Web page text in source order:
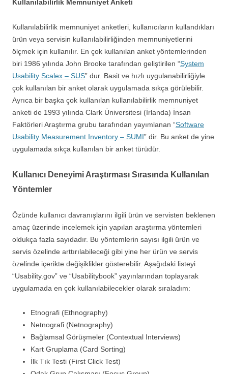
Kullanılabilirlik Memnuniyet Anketi
Kullanılabilirlik memnuniyet anketleri, kullanıcıların kullandıkları
ürün veya servisin kullanılabilirliğinden memnuniyetlerini
ölçmek için kullanılır. En çok kullanılan anket yöntemlerinden
biri 1986 yılında John Brooke tarafından geliştirilen “System
Usability Scalex – SUS” dur. Basit ve hızlı uygulanabilirliğiyle
çok kullanılan bir anket olarak uygulamada sıkça görülebilir.
Ayrıca bir başka çok kullanılan kullanılabilirlik memnuniyet
anketi de 1993 yılında Clark Üniversitesi (İrlanda) İnsan
Faktörleri Araştırma grubu tarafından yayımlanan “Software
Usability Measurement Inventory – SUMI” dir. Bu anket de yine
uygulamada sıkça kullanılan bir anket türüdür.
Kullanıcı Deneyimi Araştırması Sırasında Kullanılan
Yöntemler
Özünde kullanıcı davranışlarını ilgili ürün ve servisten beklenen
amaç üzerinde incelemek için yapılan araştırma yöntemleri
oldukça fazla sayıdadır. Bu yöntemlerin sayısı ilgili ürün ve
servis özelinde arttırılabileceği gibi yine her ürün ve servis
özelinde içerikte değişiklikler gösterebilir. Aşağıdaki listeyi
“Usability.gov” ve “Usabilitybook” yayınlarından toplayarak
uygulamada en çok kullanılabilecekler olarak sıraladım:
Etnografi (Ethnography)
Netnografi (Netnography)
Bağlamsal Görüşmeler (Contextual Interviews)
Kart Gruplama (Card Sorting)
İlk Tık Testi (First Click Test)